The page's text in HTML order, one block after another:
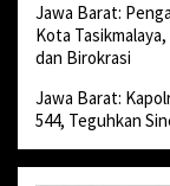
Jawa Barat:
Kota
dan Birokrasi
Jawa Barat:
544, Teguhkan